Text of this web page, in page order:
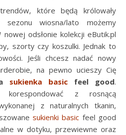
które będą królowały
sezonu wiosna/lato możemy
nowej odsłonie kolekcji eButik.pl
szorty czy koszulki. Jednak to
Jeśli chcesz nadać nowy
na pewno ucieszy Cię
sukienka basic feel good.
z rosnącą
z naturalnych tkanin,
sukienki basic feel good
w dotyku, przewiewne oraz